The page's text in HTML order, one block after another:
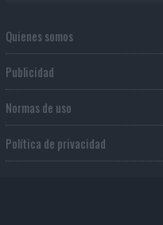
Quienes somos
Publicidad
Normas de uso
Política de privacidad